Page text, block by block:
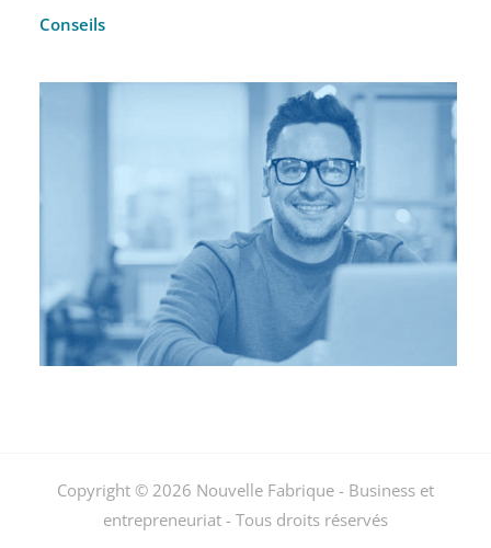
Conseils
Copyright © 2026 Nouvelle Fabrique - Business et
entrepreneuriat - Tous droits réservés